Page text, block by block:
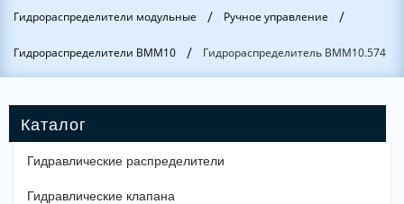
Гидрораспределители модульные / Ручное управление /
Гидрораспределители ВММ10 / Гидрораспределитель ВММ10.574
Гидравлические распределители
Гидравлические клапана